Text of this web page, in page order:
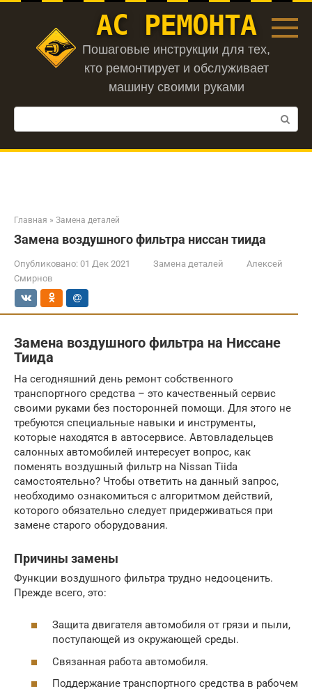
Перейти
АС РЕМОНТА
Пошаговые инструкции для тех,
кто ремонтирует и обслуживает
машину своими руками
Поиск:
Главная » Замена деталей
Замена воздушного фильтра ниссан тиида
Опубликовано: 01 Дек 2021 Замена деталей
Алексей
Смирнов
Замена воздушного фильтра на Ниссане
Тиида
На сегодняшний день ремонт собственного
транспортного средства – это качественный сервис
своими руками без посторонней помощи. Для этого не
требуются специальные навыки и инструменты,
которые находятся в автосервисе. Автовладельцев
салонных автомобилей интересует вопрос, как
поменять воздушный фильтр на Nissan Tiida
самостоятельно? Чтобы ответить на данный запрос,
необходимо ознакомиться с алгоритмом действий,
которого обязательно следует придерживаться при
замене старого оборудования.
Причины замены
Функции воздушного фильтра трудно недооценить.
Прежде всего, это:
Защита двигателя автомобиля от грязи и пыли,
поступающей из окружающей среды.
Связанная работа автомобиля.
Поддержание транспортного средства в рабочем